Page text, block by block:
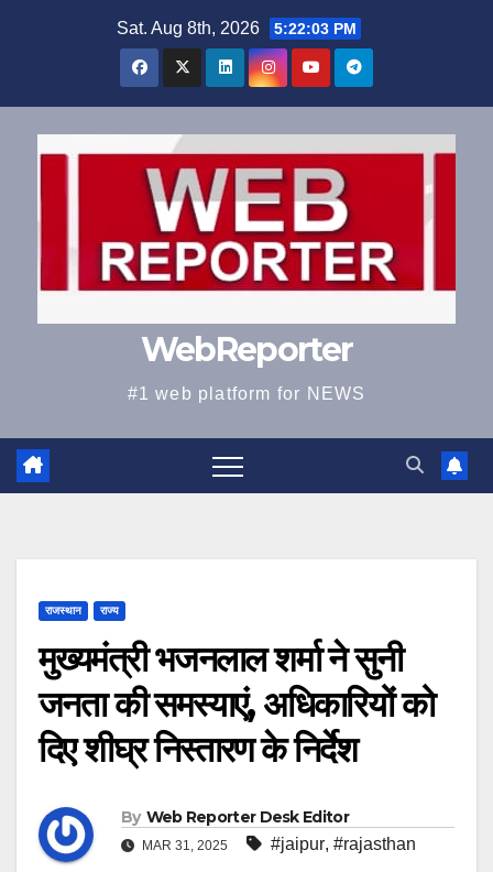
Sat. Aug 8th, 2026 5:22:03 PM
WebReporter
#1 web platform for NEWS
राजस्थान राज्य
मुख्यमंत्री भजनलाल शर्मा ने सुनी
जनता की समस्याएं, अधिकारियों को
दिए शीघ्र निस्तारण के निर्देश
By Web Reporter Desk Editor
MAR 31, 2025 #jaipur, #rajasthan